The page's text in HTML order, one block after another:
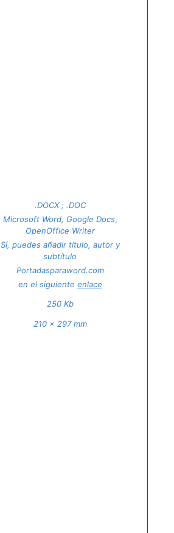
.DOCX ; .DOC
Microsoft Word, Google Docs,
OpenOffice Writer
Sí, puedes añadir título, autor y
subtítulo
Portadasparaword.com
en el siguiente enlace
250 Kb
210 x 297 mm